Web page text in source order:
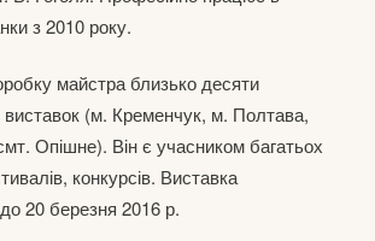
з 2010 року.
майстра близько десяти
виставок (м. Кременчук, м. Полтава,
Опішне). Він є учасником багатьох
конкурсів. Виставка
20 березня 2016 р.